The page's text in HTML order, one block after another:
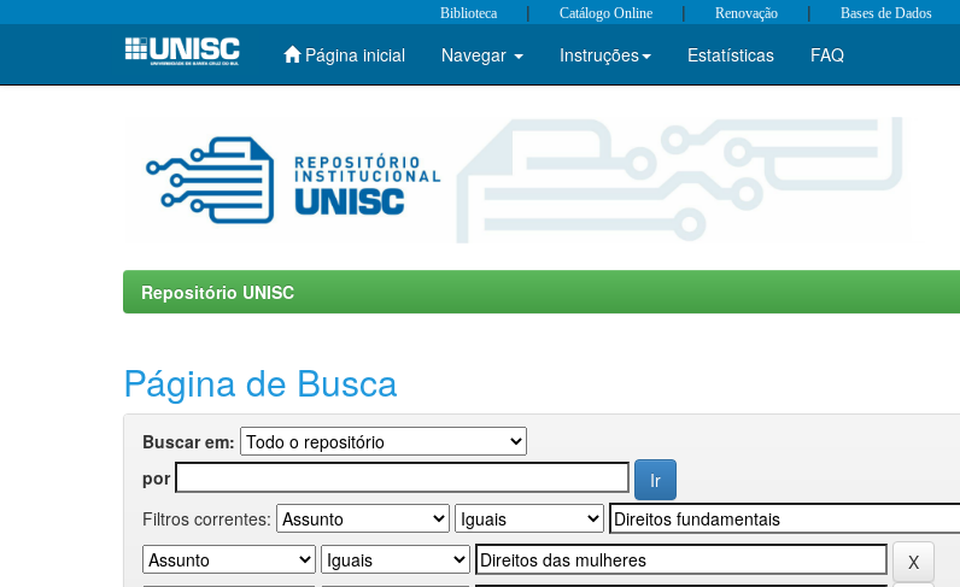
Skip
Biblioteca | Catálogo Online | Renovação | Bases de Dados
Página inicial Navegar Instruções Estatísticas FAQ
Repositório UNISC
Página de Busca
Buscar em:
por
Filtros correntes: